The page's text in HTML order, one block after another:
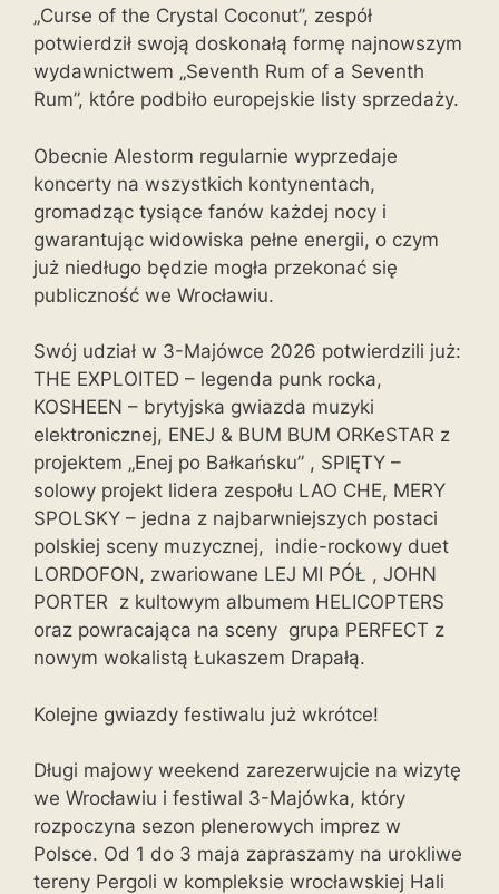
„Curse of the Crystal Coconut”, zespół
potwierdził swoją doskonałą formę najnowszym
wydawnictwem „Seventh Rum of a Seventh
Rum”, które podbiło europejskie listy sprzedaży.
Obecnie Alestorm regularnie wyprzedaje
koncerty na wszystkich kontynentach,
gromadząc tysiące fanów każdej nocy i
gwarantując widowiska pełne energii, o czym
już niedługo będzie mogła przekonać się
publiczność we Wrocławiu.
Swój udział w 3-Majówce 2026 potwierdzili już:
THE EXPLOITED – legenda punk rocka,
KOSHEEN – brytyjska gwiazda muzyki
elektronicznej, ENEJ & BUM BUM ORKeSTAR z
projektem „Enej po Bałkańsku” , SPIĘTY –
solowy projekt lidera zespołu LAO CHE, MERY
SPOLSKY – jedna z najbarwniejszych postaci
polskiej sceny muzycznej, indie-rockowy duet
LORDOFON, zwariowane LEJ MI PÓŁ , JOHN
PORTER z kultowym albumem HELICOPTERS
oraz powracająca na sceny grupa PERFECT z
nowym wokalistą Łukaszem Drapałą.
Kolejne gwiazdy festiwalu już wkrótce!
Długi majowy weekend zarezerwujcie na wizytę
we Wrocławiu i festiwal 3-Majówka, który
rozpoczyna sezon plenerowych imprez w
Polsce. Od 1 do 3 maja zapraszamy na urokliwe
tereny Pergoli w kompleksie wrocławskiej Hali